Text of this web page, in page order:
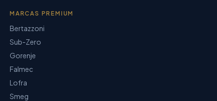
MARCAS PREMIUM
Bertazzoni
Sub-Zero
Gorenje
Falmec
Lofra
Smeg